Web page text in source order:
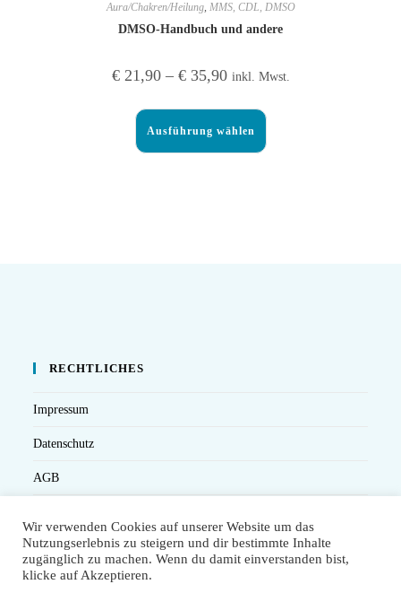
Aura/Chakren/Heilung, MMS, CDL, DMSO
DMSO-Handbuch und andere
€21,90– €35,90 inkl. Mwst.
Ausführung wählen
RECHTLICHES
Impressum
Datenschutz
AGB
Widerruf
Seminarteilnahme- und Storno-Bedingungen
Wir verwenden Cookies auf unserer Website um das
Nutzungserlebnis zu steigern und dir bestimmte Inhalte
zugänglich zu machen. Wenn du damit einverstanden bist,
klicke auf Akzeptieren.